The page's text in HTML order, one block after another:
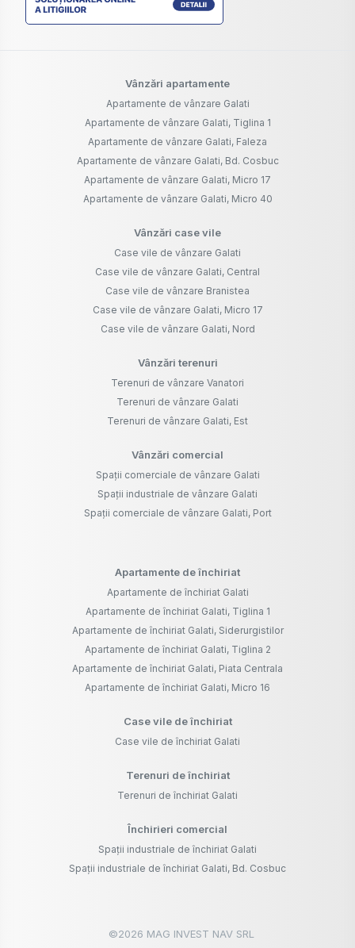
Vânzări apartamente
Apartamente de vânzare Galati
Apartamente de vânzare Galati, Tiglina 1
Apartamente de vânzare Galati, Faleza
Apartamente de vânzare Galati, Bd. Cosbuc
Apartamente de vânzare Galati, Micro 17
Apartamente de vânzare Galati, Micro 40
Vânzări case vile
Case vile de vânzare Galati
Case vile de vânzare Galati, Central
Case vile de vânzare Branistea
Case vile de vânzare Galati, Micro 17
Case vile de vânzare Galati, Nord
Vânzări terenuri
Terenuri de vânzare Vanatori
Terenuri de vânzare Galati
Terenuri de vânzare Galati, Est
Vânzări comercial
Spații comerciale de vânzare Galati
Spații industriale de vânzare Galati
Spații comerciale de vânzare Galati, Port
Apartamente de închiriat
Apartamente de închiriat Galati
Apartamente de închiriat Galati, Tiglina 1
Apartamente de închiriat Galati, Siderurgistilor
Apartamente de închiriat Galati, Tiglina 2
Apartamente de închiriat Galati, Piata Centrala
Apartamente de închiriat Galati, Micro 16
Case vile de închiriat
Case vile de închiriat Galati
Terenuri de închiriat
Terenuri de închiriat Galati
Închirieri comercial
Spații industriale de închiriat Galati
Spații industriale de închiriat Galati, Bd. Cosbuc
©2026 MAG INVEST NAV SRL